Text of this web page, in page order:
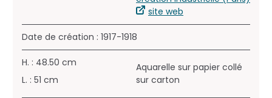
site web
Date de création : 1917-1918
H. : 48.50 cm
L. : 51 cm
Aquarelle sur papier collé
sur carton